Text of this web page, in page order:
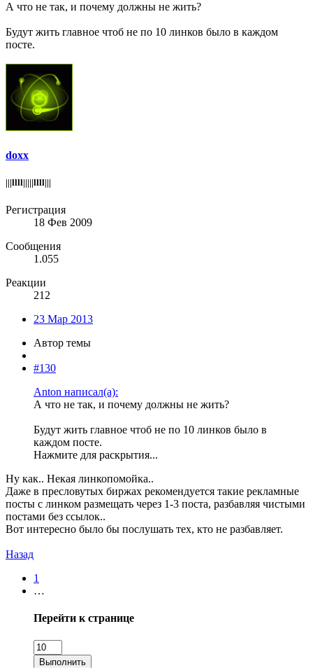
А что не так, и почему должны не жить?
Будут жить главное чтоб не по 10 линков было в каждом
посте.
doxx
|||llll|||||llll|||
Регистрация
18 Фев 2009
Сообщения
1.055
Реакции
212
23 Мар 2013
Автор темы
#130
Anton написал(а):
А что не так, и почему должны не жить?
Будут жить главное чтоб не по 10 линков было в
каждом посте.
Нажмите для раскрытия...
Ну как.. Некая линкопомойка..
Даже в пресловутых биржах рекомендуется такие рекламные
посты с линком размещать через 1-3 поста, разбавляя чистыми
постами без ссылок..
Вот интересно было бы послушать тех, кто не разбавляет.
Назад
1
…
Перейти к странице
Выполнить